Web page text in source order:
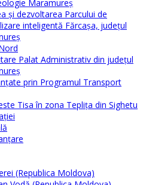
Maramureș
și dezvoltarea Parcului de
inteligentă Fărcașa, județul
Palat Administrativ din județul
prin Programul Transport
Tisa în zona Teplița din Sighetu
(Republica Moldova)